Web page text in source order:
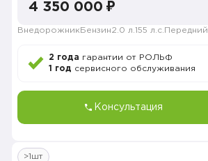
4 350 000 ₽
Внедорожник Бензин2.0 л. 155 л.с. Передний
2 года гарантии от РОЛЬФ
1 год сервисного обслуживания
Консультация
>1шт